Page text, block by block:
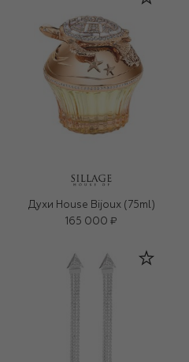
Духи House Bijoux (75ml)
165 000 ₽